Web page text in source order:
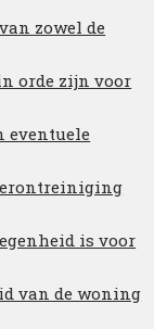
zowel de
orde zijn voor
eventuele
is voor
van de woning